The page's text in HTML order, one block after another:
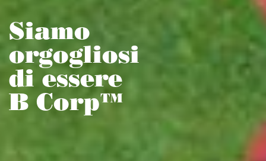
Entra
nella
squadra
Dispensa!